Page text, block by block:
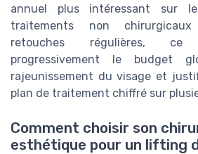
annuel plus intéressant sur
traitements non
retouches régulières,
progressivement le budget
rajeunissement du visage et
plan de traitement chiffré sur
Comment choisir son
esthétique pour un lifting